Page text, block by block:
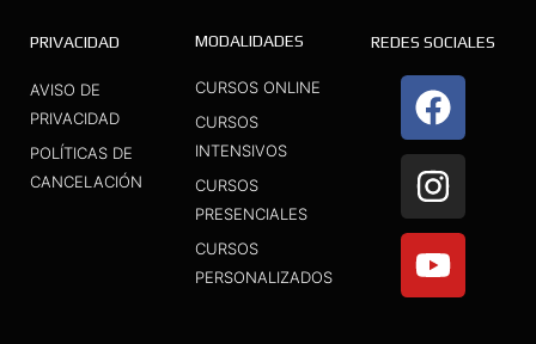
PRIVACIDAD
AVISO DE
PRIVACIDAD
POLÍTICAS DE
CANCELACIÓN
MODALIDADES
CURSOS ONLINE
CURSOS
INTENSIVOS
CURSOS
PRESENCIALES
CURSOS
PERSONALIZADOS
REDES SOCIALES
F
a
c
e
b
o
o
I
n
s
t
a
g
r
Y
o
u
t
u
b
e